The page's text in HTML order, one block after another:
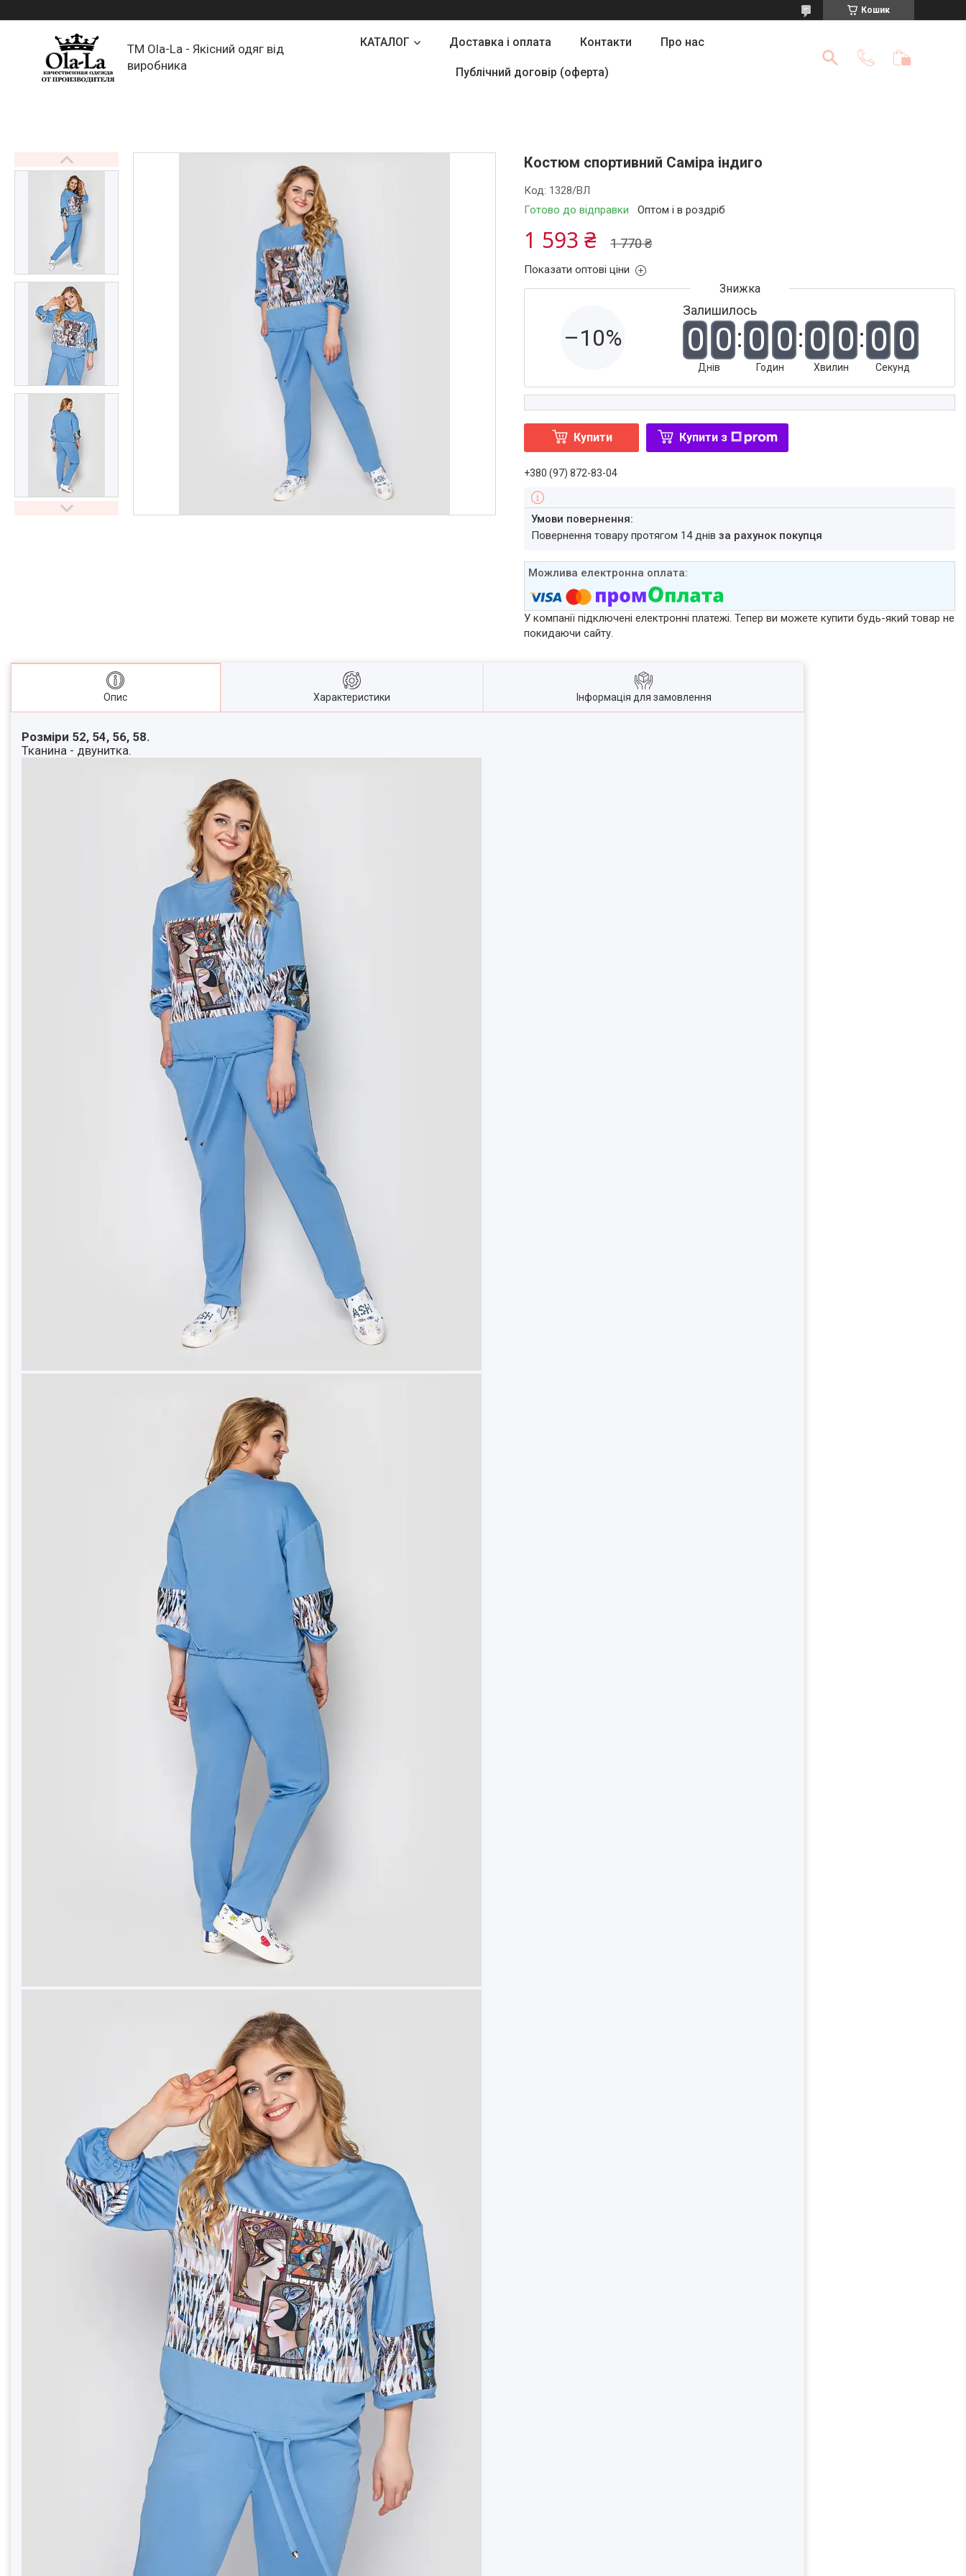
Кошик
TM Ola-La - Якісний одяг від
виробника
КАТАЛОГ Доставка і оплата Контакти Про нас
Публічний договір (оферта)
Костюм спортивний Саміра індиго
Готово до відправки Оптом і в роздріб
Код: 1328/ВЛ
1 770 ₴
1 593 ₴
Показати оптові ціни
–10%
Залишилось
0 0
Днів
0 0
Годин
0 0
Хвилин
0 0
Секунд
Купити Купити з
+380 (97) 872-83-04
повернення товару протягом 14 днівза рахунок покупця
У компанії підключені електронні платежі. Тепер ви можете купити будь-який товар не
покидаючи сайту.
Опис Характеристики Інформація для замовлення
Розміри 52, 54, 56, 58.
Тканина - двунитка.